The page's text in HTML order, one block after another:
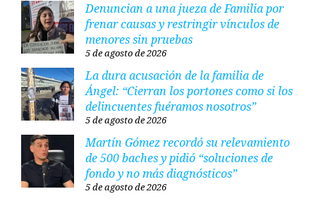
Denuncian a una jueza de Familia por
frenar causas y restringir vínculos de
menores sin pruebas
5 de agosto de 2026
La dura acusación de la familia de
Ángel: “Cierran los portones como si los
delincuentes fuéramos nosotros”
5 de agosto de 2026
Martín Gómez recordó su relevamiento
de 500 baches y pidió “soluciones de
fondo y no más diagnósticos”
5 de agosto de 2026